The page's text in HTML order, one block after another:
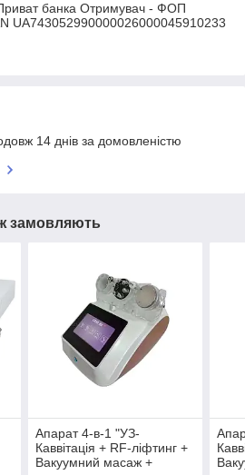
банка Отримувач - ФОП
UA743052990000026000045910233
14 днів за домовленістю
замовляють
Апарат 4-в-1 "УЗ-
Каввітація + RF-ліфтинг +
Вакуумний масаж +